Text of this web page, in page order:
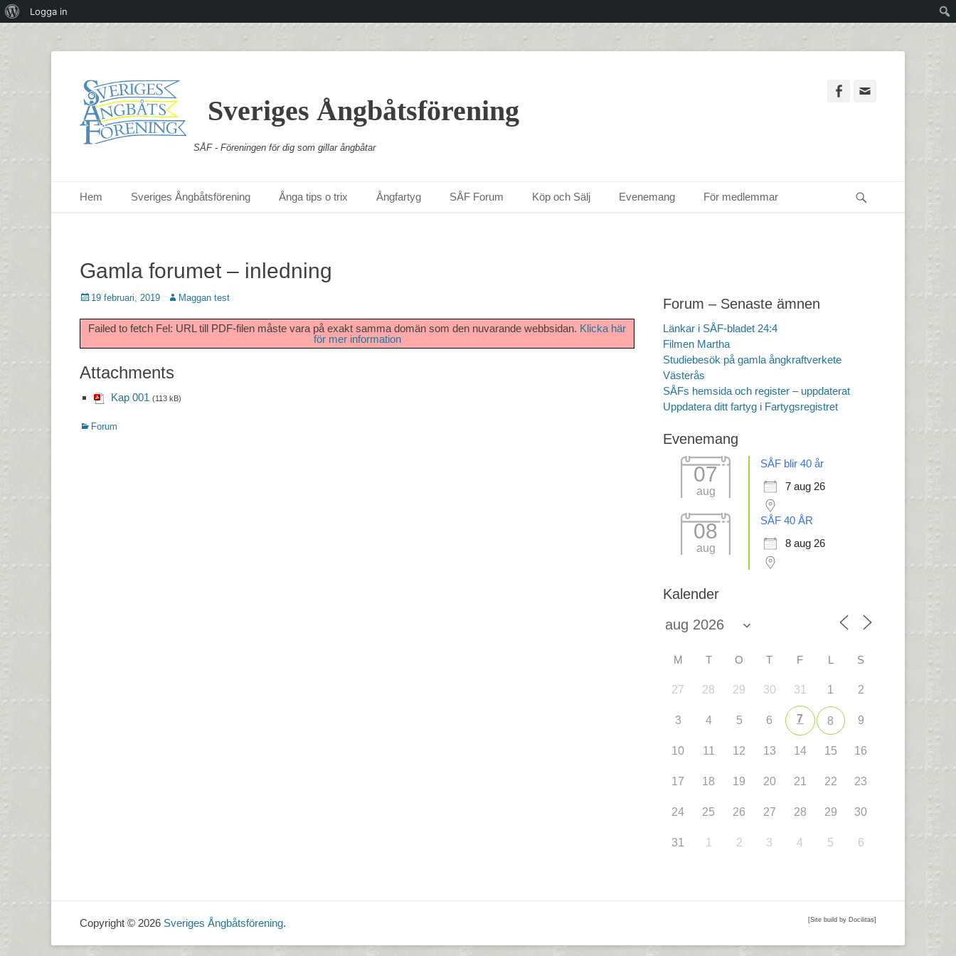
Sveriges Ångbåtsförening
SÅF - Föreningen för dig som gillar ångbåtar
Facebook
Primär meny
Hem Sveriges Ångbåtsförening Ånga tips o trix Ångfartyg SÅF Forum Köp och Sälj Evenemang För medlemmar
Gamla forumet – inledning
Postades
19 februari, 2019 Författare
Maggan test
Failed to fetch Fel: URL till PDF-filen måste vara på exakt samma domän som den nuvarande webbsidan. Klicka här
för mer information
Attachments
Kap 001 (113 kB)
Kategorier
Forum
Forum – Senaste ämnen
Länkar i SÅF-bladet 24:4
Filmen Martha
Studiebesök på gamla ångkraftverkete
Västerås
SÅFs hemsida och register – uppdaterat
Uppdatera ditt fartyg i Fartygsregistret
Evenemang
07
aug
SÅF blir 40 år
7 aug 26
08
aug
SÅF 40 ÅR
8 aug 26
Kalender
M T O T F L S
27 28 29 30 31 1 2
3 4 5 6 7 8 9
10 11 12 13 14 15 16
17 18 19 20 21 22 23
24 25 26 27 28 29 30
31 1 2 3 4 5 6
Copyright © 2026 Sveriges Ångbåtsförening. [Site build by Docilitas]
OmLogga in